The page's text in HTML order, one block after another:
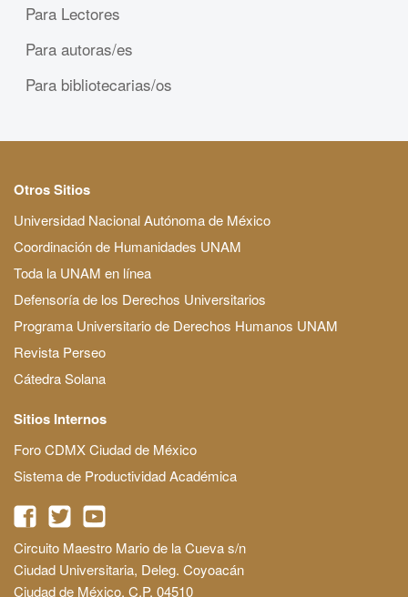
Para Lectores
Para autoras/es
Para bibliotecarias/os
Otros Sitios
Universidad Nacional Autónoma de México
Coordinación de Humanidades UNAM
Toda la UNAM en línea
Defensoría de los Derechos Universitarios
Programa Universitario de Derechos Humanos UNAM
Revista Perseo
Cátedra Solana
Sitios Internos
Foro CDMX Ciudad de México
Sistema de Productividad Académica
Circuito Maestro Mario de la Cueva s/n
Ciudad Universitaria, Deleg. Coyoacán
Ciudad de México, C.P. 04510